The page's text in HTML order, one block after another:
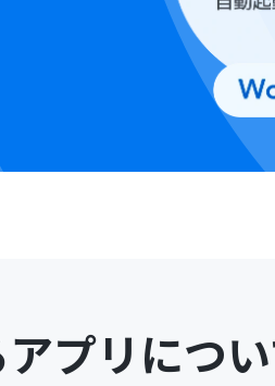
プリにつ